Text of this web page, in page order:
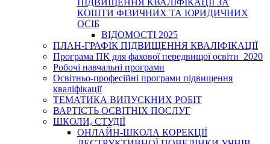
ПІДВИЩЕННЯ КВАЛІФІКАЦІЇ ЗА
КОШТИ ФІЗИЧНИХ ТА ЮРИДИЧНИХ
ОСІБ
ВІДОМОСТІ 2025
ПЛАН-ГРАФІК ПІДВИЩЕННЯ КВАЛІФІКАЦІЇ
Програма ПК для фахової передвищої освіти_2020
Робочі навчальні програми
Освітньо-професійні програми підвищення
кваліфікації
ТЕМАТИКА ВИПУСКНИХ РОБІТ
ВАРТІСТЬ ОСВІТНІХ ПОСЛУГ
ШКОЛИ, СТУДІЇ
ОНЛАЙН-ШКОЛА КОРЕКЦІЇ